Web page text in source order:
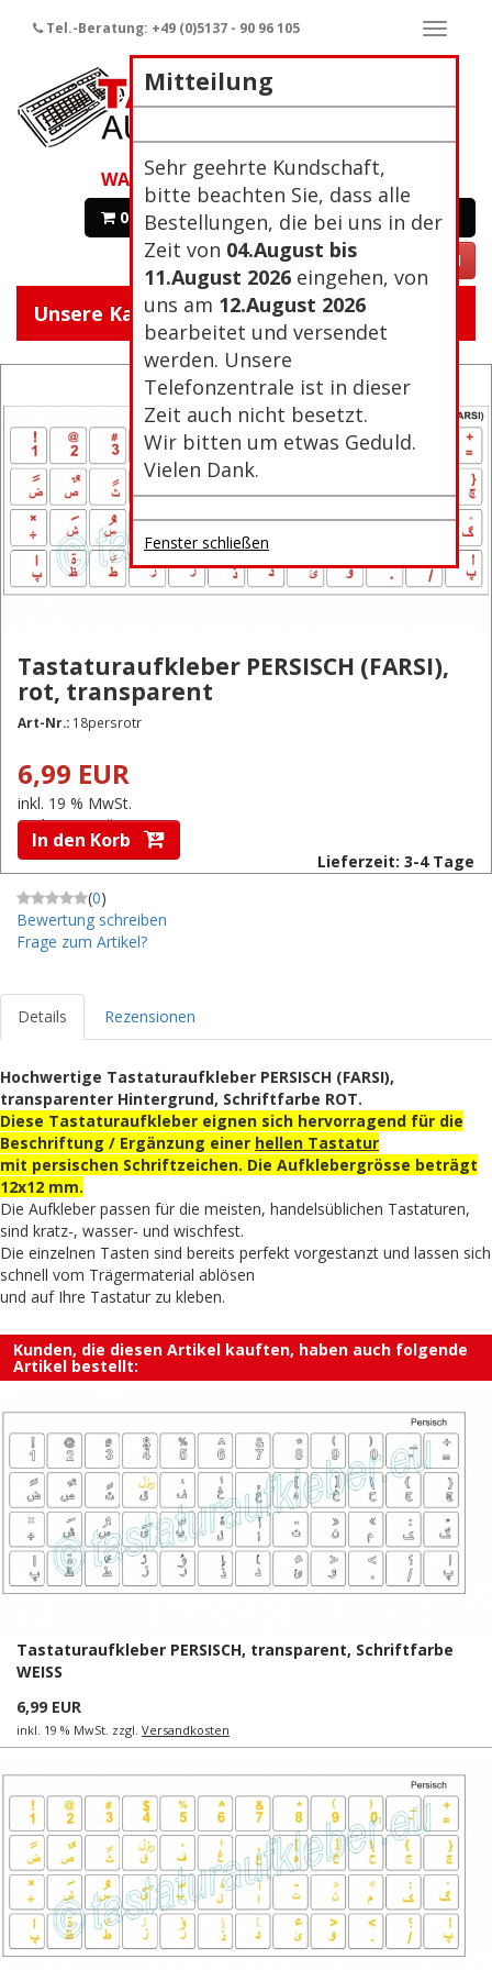
Mitteilung
Sehr geehrte Kundschaft,
bitte beachten Sie, dass alle
Bestellungen, die bei uns in der
Zeit von 04.August bis
11.August 2026 eingehen, von
uns am 12.August 2026
bearbeitet und versendet
werden. Unsere
Telefonzentrale ist in dieser
Zeit auch nicht besetzt.
Wir bitten um etwas Geduld.
Vielen Dank.
Fenster schließen
ein-/
Tel.-Beratung: +49 (0)5137 - 90 96 105
WARENKORB
0 Artikel 0,00€ Zur Kasse
VERTRAG WIDERRUFEN
ein/
Unsere Kategorien:
Tastaturaufkleber PERSISCH (FARSI),
rot, transparent
Art-Nr.: 18persrotr
6,99 EUR
inkl. 19 % MwSt.
zzgl.Versandkosten
Lieferzeit: 3-4 Tage
In den Korb
(0)
Bewertung schreiben
Frage zum Artikel?
Details Rezensionen
Hochwertige Tastaturaufkleber PERSISCH (FARSI),
transparenter Hintergrund, Schriftfarbe ROT.
Diese Tastaturaufkleber eignen sich hervorragend für die
Beschriftung / Ergänzung einer hellen Tastatur
mit persischen Schriftzeichen. Die Aufklebergrösse beträgt
12x12 mm.
Die Aufkleber passen für die meisten, handelsüblichen Tastaturen,
sind kratz-, wasser- und wischfest.
Die einzelnen Tasten sind bereits perfekt vorgestanzt und lassen sich
schnell vom Trägermaterial ablösen
und auf Ihre Tastatur zu kleben.
Kunden, die diesen Artikel kauften, haben auch folgende
Artikel bestellt:
Tastaturaufkleber PERSISCH, transparent, Schriftfarbe
WEISS
6,99 EUR
inkl. 19 % MwSt. zzgl. Versandkosten